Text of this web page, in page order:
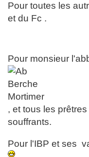
Pour toutes les
et du Fc .
Pour monsieur
, et tous les prêtres
souffrants.
Pour l'IBP et ses